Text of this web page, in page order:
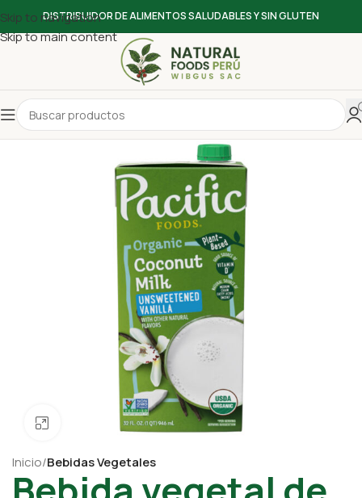
Skip to navigation
Skip to main content
DISTRIBUIDOR DE ALIMENTOS SALUDABLES Y SIN GLUTEN
Click para ampliar
Inicio Bebidas Vegetales